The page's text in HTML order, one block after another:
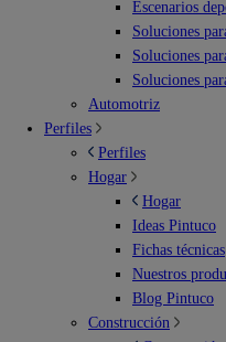
Escenarios
Soluciones
Soluciones
Soluciones
Automotriz
Perfiles
Perfiles
Hogar
Hogar
Ideas Pintuco
Fichas técnicas
Nuestros
Blog Pintuco
Construcción